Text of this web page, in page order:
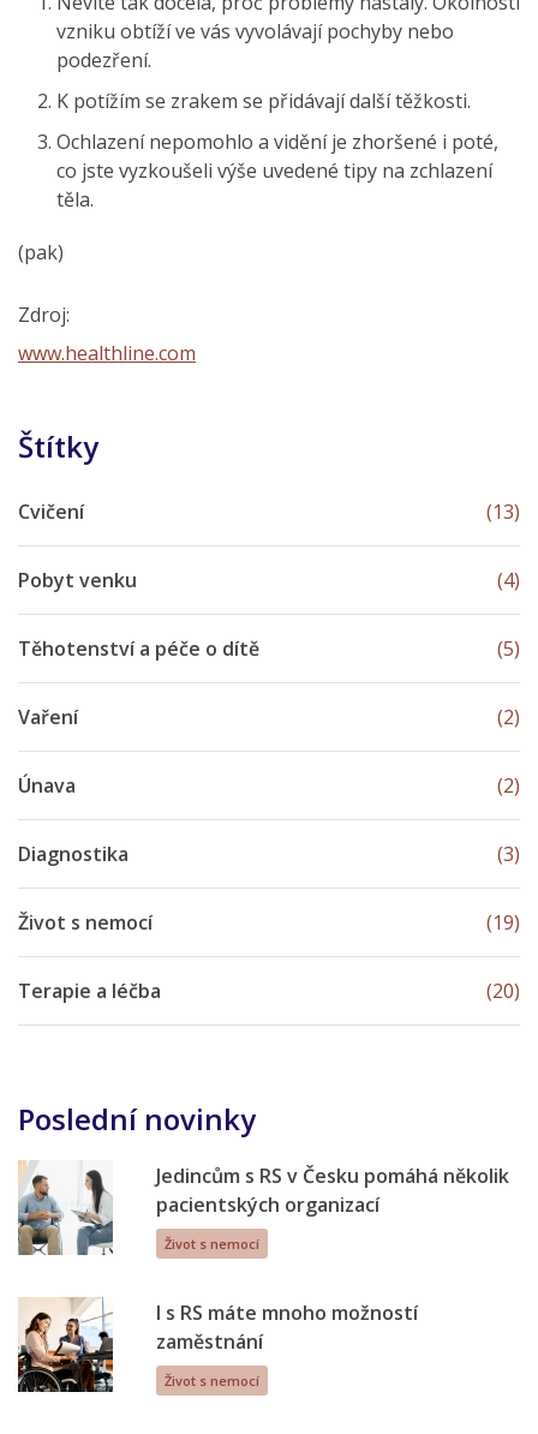
vzniku obtíží ve vás vyvolávají pochyby nebo
podezření.
K potížím se zrakem se přidávají další těžkosti.
Ochlazení nepomohlo a vidění je zhoršené i poté,
co jste vyzkoušeli výše uvedené tipy na zchlazení
těla.
(pak)
Zdroj:
www.healthline.com
Štítky
Cvičení (13)
Pobyt venku (4)
Těhotenství a péče o dítě (5)
Vaření (2)
Únava (2)
Diagnostika (3)
Život s nemocí (19)
Terapie a léčba (20)
Poslední novinky
Jedincům s RS v Česku pomáhá několik
pacientských organizací
Život s nemocí
I s RS máte mnoho možností
zaměstnání
Život s nemocí